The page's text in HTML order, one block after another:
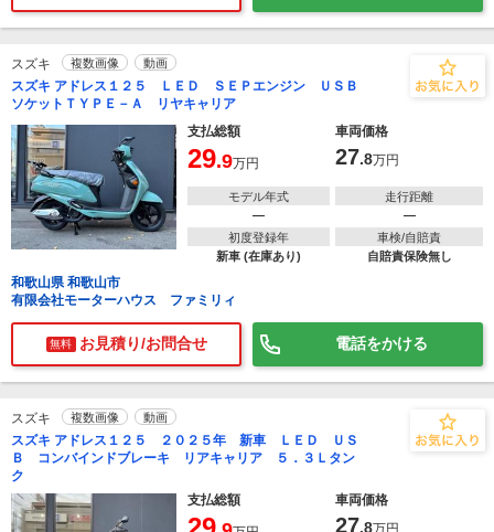
スズキ 複数画像 動画
スズキ アドレス１２５ ＬＥＤ ＳＥＰエンジン ＵＳＢ
ソケットＴＹＰＥ－Ａ リヤキャリア
支払総額
車両価格
29.9万円 27.8万円
モデル年式
―
走行距離
―
初度登録年
新車 (在庫あり)
車検/自賠責
自賠責保険無し
和歌山県 和歌山市
有限会社モーターハウス ファミリィ
無料 お見積り/お問合せ 電話をかける
スズキ 複数画像 動画
スズキ アドレス１２５ ２０２５年 新車 ＬＥＤ ＵＳ
Ｂ コンバインドブレーキ リアキャリア ５．３Ｌタン
ク
支払総額
車両価格
27.8万円